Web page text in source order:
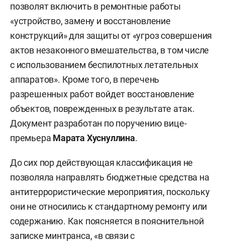
позволят включить в ремонтные работы
«устройство, замену и восстановление
конструкций» для защиты от «угроз совершения
актов незаконного вмешательства, в том числе
с использованием беспилотных летательных
аппаратов». Кроме того, в перечень
разрешенных работ войдет восстановление
объектов, поврежденных в результате атак.
Документ разработан по поручению вице-
премьера Марата Хуснуллина.
До сих пор действующая классификация не
позволяла направлять бюджетные средства на
антитеррористические мероприятия, поскольку
они не относились к стандартному ремонту или
содержанию. Как поясняется в пояснительной
записке минтранса, «в связи с